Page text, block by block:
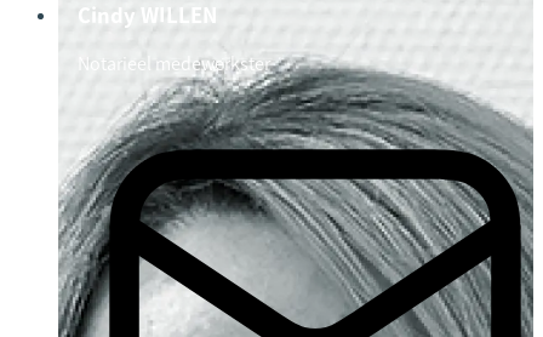
Cindy WILLEN
Notarieel medewerkster